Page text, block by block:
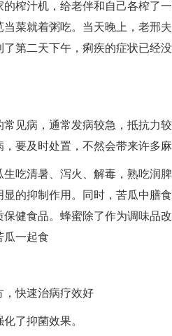
榨汁机，给老伴和自己各榨了
菜就着粥吃。当天晚上，老邢
了第二天下午，痢疾的症状已经
见病，通常发病较急，抵抗力
要及时处置，不然会带来许多麻
吃清暑、泻火、解毒，熟吃润
的抑制作用。同时，苦瓜中膳
健食品。蜂蜜除了作为调味品
瓜一起食
快速治病疗效好
了抑菌效果。